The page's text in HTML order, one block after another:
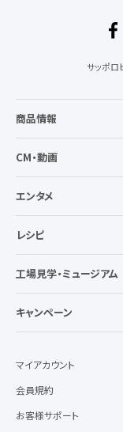
サッポロ
商品情報
CM・動画
エンタメ
レシピ
工場見学・ミュージアム
キャンペーン
マイアカウント
会員規約
お客様サポート